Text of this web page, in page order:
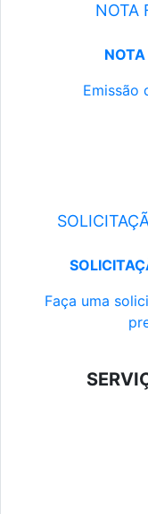
NOTA
Emissão
Faça uma